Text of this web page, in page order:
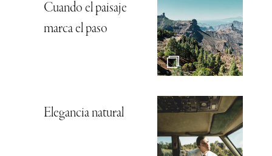
Cuando el paisaje
marca el paso
Elegancia natural